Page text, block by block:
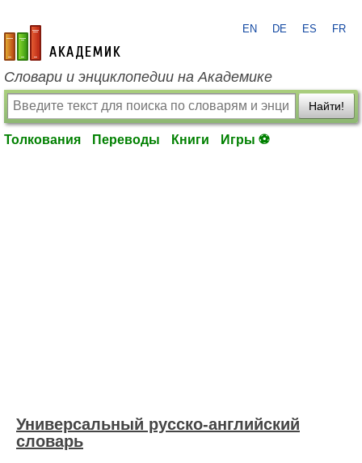
academic.ru
EN DE ES FR
Словари и энциклопедии на Академике
Найти!
Толкования Переводы Книги Игры ⚽
Универсальный русско-английский
словарь